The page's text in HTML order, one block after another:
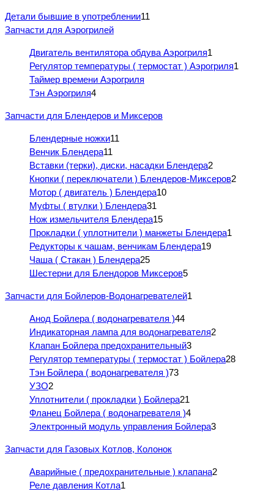
Детали бывшие в употреблении11
Запчасти для Аэрогрилей
Двигатель вентилятора обдува Аэрогриля1
Регулятор температуры ( термостат ) Аэрогриля1
Таймер времени Аэрогриля
Тэн Аэрогриля4
Запчасти для Блендеров и Миксеров
Блендерные ножки11
Венчик Блендера11
Вставки (терки), диски, насадки Блендера2
Кнопки ( переключатели ) Блендеров-Миксеров2
Мотор ( двигатель ) Блендера10
Муфты ( втулки ) Блендера31
Нож измельчителя Блендера15
Прокладки ( уплотнители ) манжеты Блендера1
Редукторы к чашам, венчикам Блендера19
Чаша ( Стакан ) Блендера25
Шестерни для Блендоров Миксеров5
Запчасти для Бойлеров-Водонагревателей1
Анод Бойлера ( водонагревателя )44
Индикаторная лампа для водонагревателя2
Клапан Бойлера предохранительный3
Регулятор температуры ( термостат ) Бойлера28
Тэн Бойлера ( водонагревателя )73
УЗО2
Уплотнители ( прокладки ) Бойлера21
Фланец Бойлера ( водонагревателя )4
Электронный модуль управления Бойлера3
Запчасти для Газовых Котлов, Колонок
Аварийные ( предохранительные ) клапана2
Реле давления Котла1